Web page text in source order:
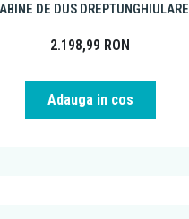
DE DUS DREPTUNGHIULARE
2.198,99 RON
Adauga in cos